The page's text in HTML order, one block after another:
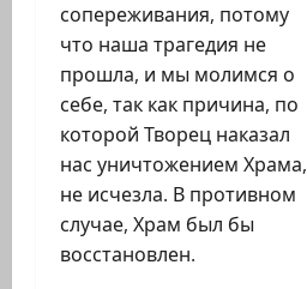
сопереживания, потому
что наша трагедия не
прошла, и мы молимся о
себе, так как причина, по
которой Творец наказал
нас уничтожением Храма,
не исчезла. В противном
случае, Храм был бы
восстановлен.